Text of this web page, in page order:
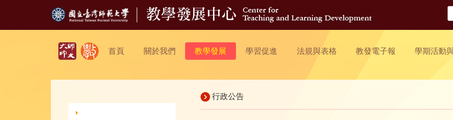
首頁 關於我們 教學發展 學習促進 法規與表格 教發電子報 學期活動
行政公告